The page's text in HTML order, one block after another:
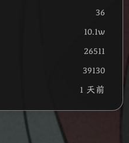
36
10.1w
26511
39130
1 天前